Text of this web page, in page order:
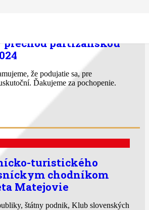
prechod partizánskou
že podujatie sa, pre
Ďakujeme za pochopenie.
turistického
chodníkom
Matejovie
štátny podnik, Klub slovenských